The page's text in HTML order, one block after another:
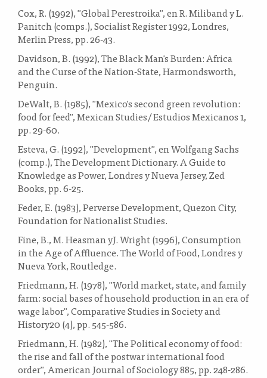
Cox, R. (1992), "Global Perestroika", en R. Miliband y L.
Panitch (comps.), Socialist Register 1992, Londres,
Merlin Press, pp. 26-43.
Davidson, B. (1992), The Black Man's Burden: Africa
and the Curse of the Nation-State, Harmondsworth,
Penguin.
DeWalt, B. (1985), "Mexico's second green revolution:
food for feed", Mexican Studies/ Estudios Mexicanos 1,
pp. 29-60.
Esteva, G. (1992), "Development", en Wolfgang Sachs
(comp.), The Development Dictionary. A Guide to
Knowledge as Power, Londres y Nueva Jersey, Zed
Books, pp. 6-25.
Feder, E. (1983), Perverse Development, Quezon City,
Foundation for Nationalist Studies.
Fine, B., M. Heasman yJ. Wright (1996), Consumption
in the Age of Affluence. The World of Food, Londres y
Nueva York, Routledge.
Friedmann, H. (1978), "World market, state, and family
farm: social bases of household production in an era of
wage labor", Comparative Studies in Society and
History20 (4), pp. 545-586.
Friedmann, H. (1982), "The Political economy of food:
the rise and fall of the postwar international food
order", American Journal of Sociology 885, pp. 248-286.